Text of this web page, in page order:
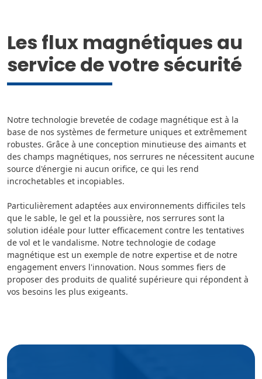
Les flux magnétiques au
service de votre sécurité
Notre technologie brevetée de codage magnétique est à la
base de nos systèmes de fermeture uniques et extrêmement
robustes. Grâce à une conception minutieuse des aimants et
des champs magnétiques, nos serrures ne nécessitent aucune
source d'énergie ni aucun orifice, ce qui les rend
incrochetables et incopiables.
Particulièrement adaptées aux environnements difficiles tels
que le sable, le gel et la poussière, nos serrures sont la
solution idéale pour lutter efficacement contre les tentatives
de vol et le vandalisme. Notre technologie de codage
magnétique est un exemple de notre expertise et de notre
engagement envers l'innovation. Nous sommes fiers de
proposer des produits de qualité supérieure qui répondent à
vos besoins les plus exigeants.